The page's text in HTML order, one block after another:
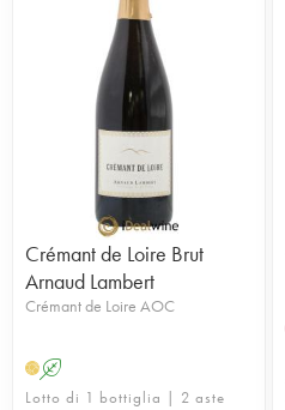
Crémant de Loire Brut
Arnaud Lambert
Crémant de Loire AOC
H A
Lotto di 1 bottiglia | 2 aste